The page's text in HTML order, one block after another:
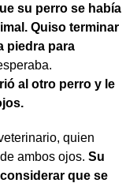
su perro se había
Quiso terminar
piedra para
al otro perro y le
quien
ambos ojos. Su
que se